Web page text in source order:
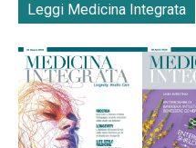
Leggi Medicina Integrata